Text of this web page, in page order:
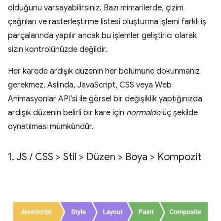
olduğunu varsayabilirsiniz. Bazı mimarilerde, çizim
çağrıları ve rasterleştirme listesi oluşturma işlemi farklı iş
parçalarında yapılır ancak bu işlemler geliştirici olarak
sizin kontrolünüzde değildir.
Her karede ardışık düzenin her bölümüne dokunmanız
gerekmez. Aslında, JavaScript, CSS veya Web
Animasyonlar API'si ile görsel bir değişiklik yaptığınızda
ardışık düzenin belirli bir kare için normaldeüç şekilde
oynatılması mümkündür.
1. JS / CSS > Stil > Düzen > Boya > Kompozit